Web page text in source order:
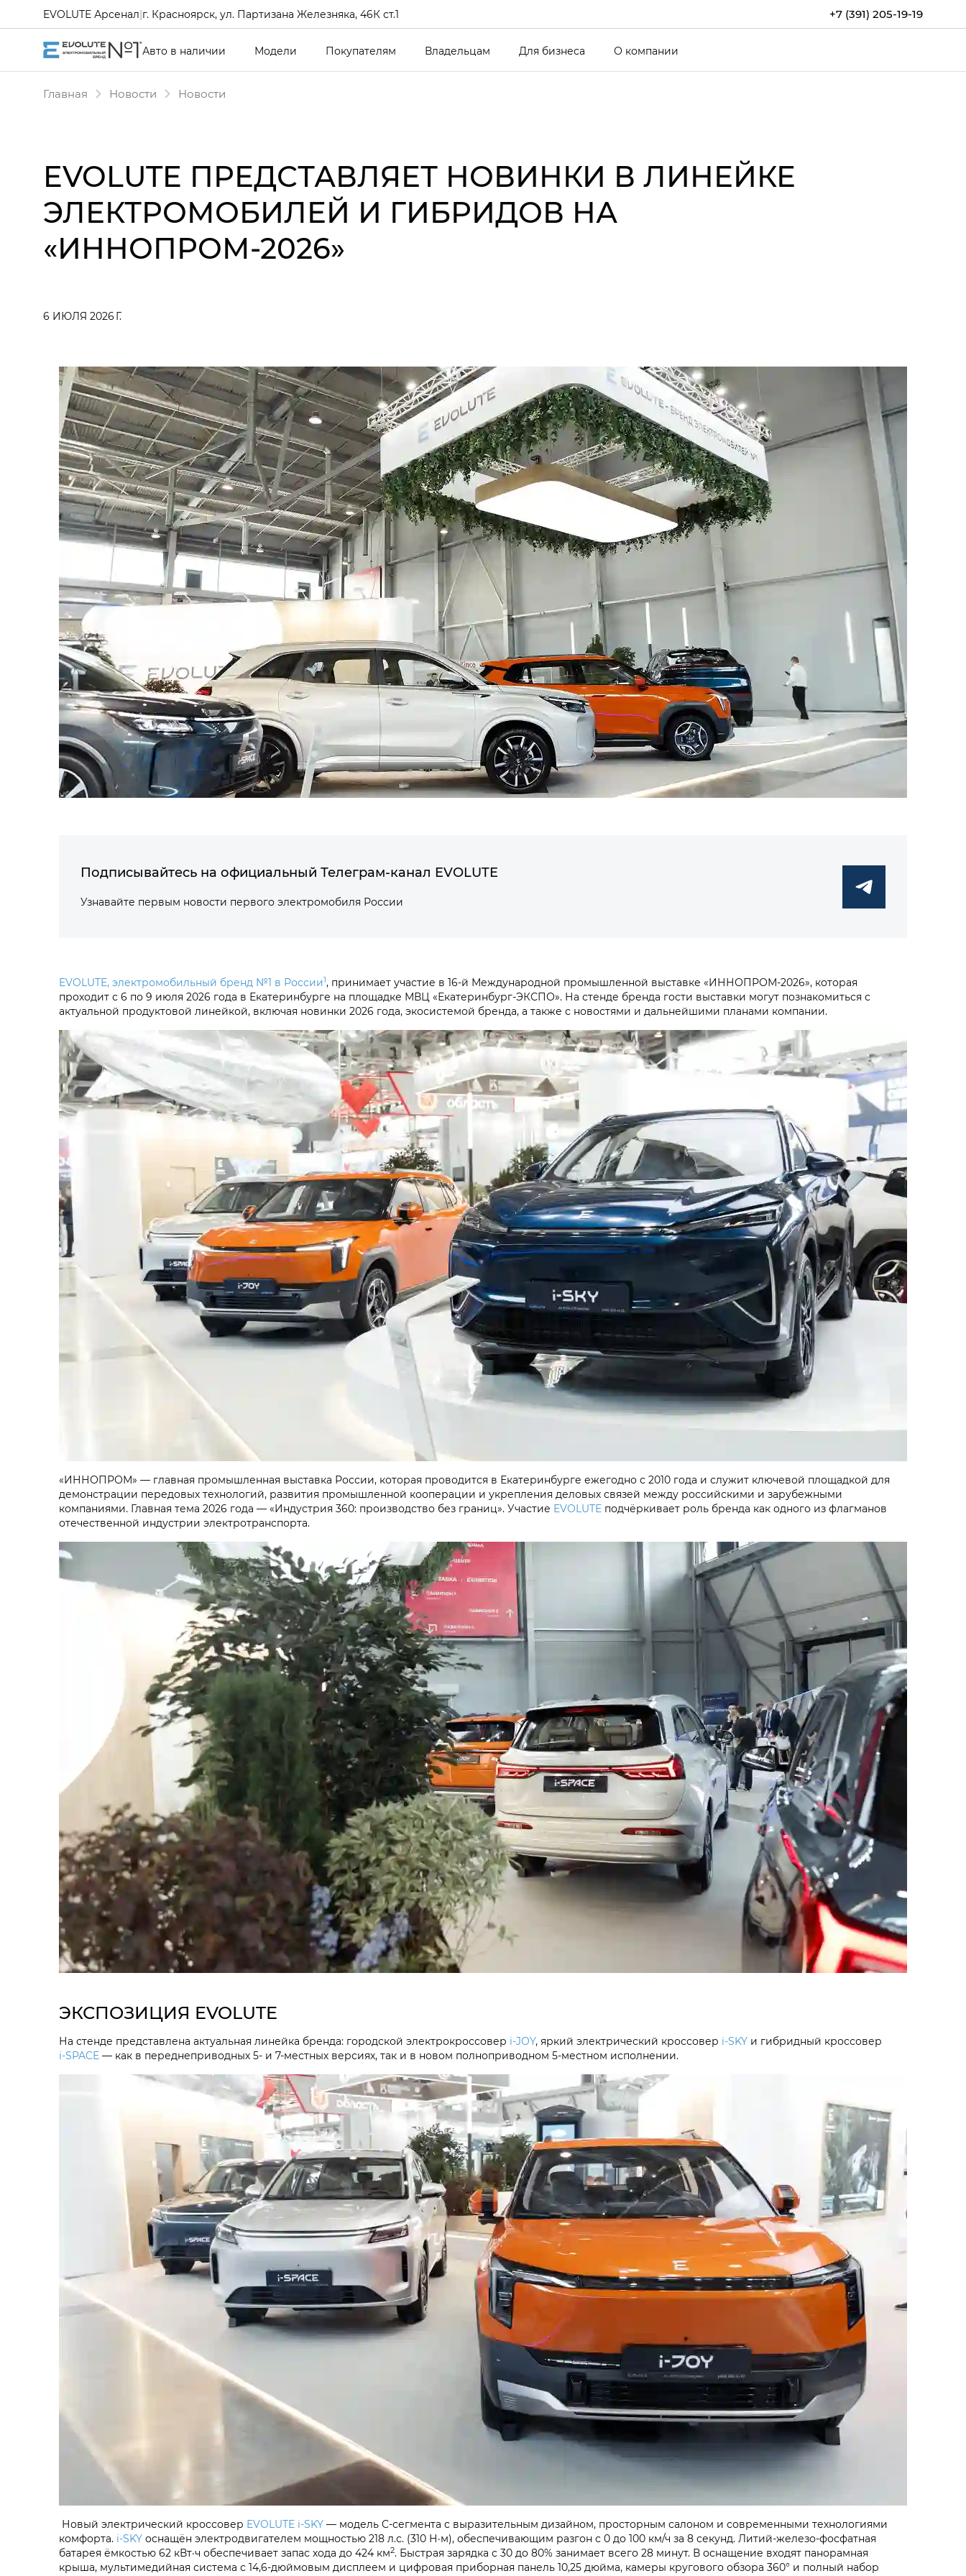
+7 (391) 205-19-19
EVOLUTE Арсенал|г. Красноярск, ул. Партизана Железняка, 46К ст.1
Авто в наличии Модели Покупателям Владельцам Для бизнеса О компании
Главная Новости Новости
EVOLUTE ПРЕДСТАВЛЯЕТ НОВИНКИ В ЛИНЕЙКЕ
ЭЛЕКТРОМОБИЛЕЙ И ГИБРИДОВ НА
«ИННОПРОМ-2026»
6 ИЮЛЯ 2026 Г.
Подписывайтесь на официальный Телеграм-канал EVOLUTE
Узнавайте первым новости первого электромобиля России
EVOLUTE, электромобильный бренд №1 в России1, принимает участие в 16-й Международной промышленной выставке «ИННОПРОМ-2026», которая
проходит с 6 по 9 июля 2026 года в Екатеринбурге на площадке МВЦ «Екатеринбург-ЭКСПО». На стенде бренда гости выставки могут познакомиться с
актуальной продуктовой линейкой, включая новинки 2026 года, экосистемой бренда, а также с новостями и дальнейшими планами компании.
«ИННОПРОМ» — главная промышленная выставка России, которая проводится в Екатеринбурге ежегодно с 2010 года и служит ключевой площадкой для
демонстрации передовых технологий, развития промышленной кооперации и укрепления деловых связей между российскими и зарубежными
компаниями. Главная тема 2026 года — «Индустрия 360: производство без границ». Участие EVOLUTE подчёркивает роль бренда как одного из флагманов
отечественной индустрии электротранспорта.
ЭКСПОЗИЦИЯ EVOLUTE
На стенде представлена актуальная линейка бренда: городской электрокроссовер i‑JOY, яркий электрический кроссовер i‑SKY и гибридный кроссовер
i‑SPACE — как в переднеприводных 5- и 7-местных версиях, так и в новом полноприводном 5-местном исполнении.
Новый электрический кроссовер EVOLUTE i‑SKY — модель C-сегмента с выразительным дизайном, просторным салоном и современными технологиями
комфорта. i‑SKY оснащён электродвигателем мощностью 218 л.с. (310 Н·м), обеспечивающим разгон с 0 до 100 км/ч за 8 секунд. Литий-железо-фосфатная
батарея ёмкостью 62 кВт·ч обеспечивает запас хода до 424 км2. Быстрая зарядка с 30 до 80% занимает всего 28 минут. В оснащение входят панорамная
крыша, мультимедийная система с 14,6-дюймовым дисплеем и цифровая приборная панель 10,25 дюйма, камеры кругового обзора 360° и полный набор